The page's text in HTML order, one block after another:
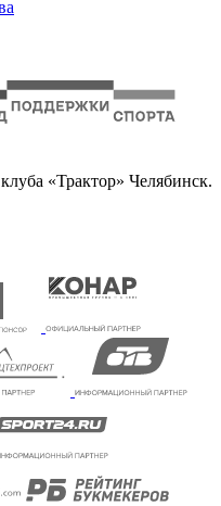
«Трактор» Челябинск.